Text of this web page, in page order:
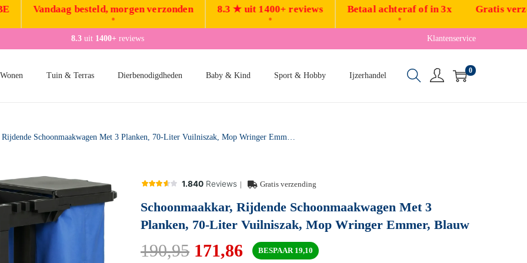
Vandaag besteld, morgen verzonden
8.3 ★ uit 1400+ reviews
Betaal achteraf of in 3x
Gratis
Betaal achterafofin 3 keer Klantenservice
Tuin & Terras Dierbenodigdheden Baby & Kind Sport & Hobby Ijzerhandel
0
Schoonmaakkar, Rijdende Schoonmaakwagen Met 3 Planken, 70-Liter Vuilniszak, Mop Wringer Emmer, Blauw
| Gratis verzending
Schoonmaakkar, Rijdende Schoonmaakwagen Met 3
Planken, 70-Liter Vuilniszak, Mop Wringer Emmer, Blauw
190,95 171,86 BESPAAR 19,10